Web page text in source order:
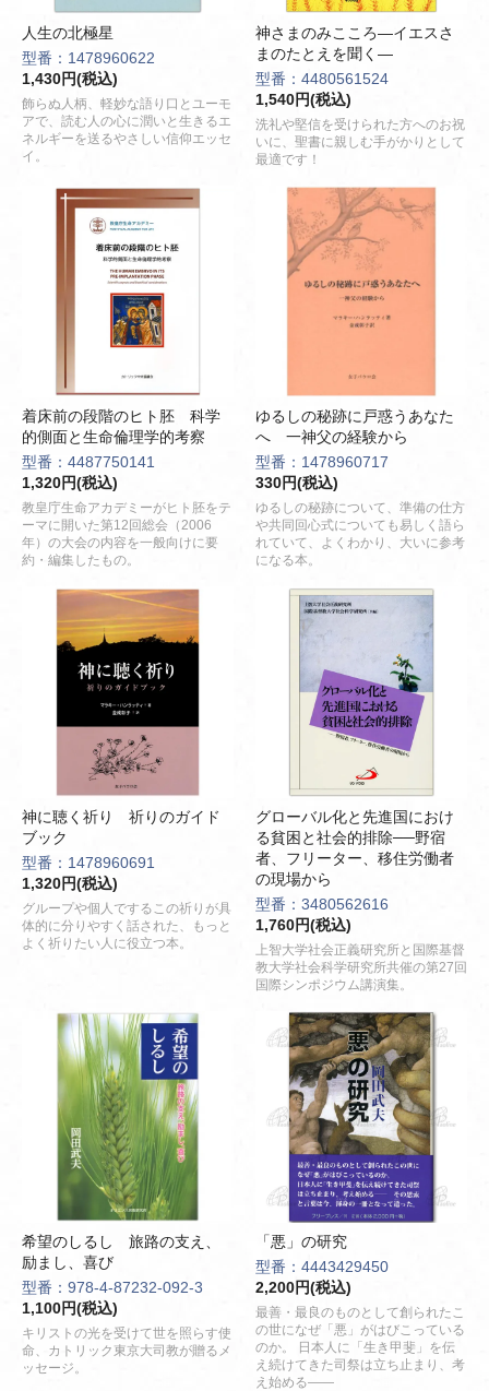
人生の北極星
型番：1478960622
1,430円(税込)
飾らぬ人柄、軽妙な語り口とユーモ
アで、読む人の心に潤いと生きるエ
ネルギーを送るやさしい信仰エッセ
イ。
神さまのみこころ―イエスさ
まのたとえを聞く―
型番：4480561524
1,540円(税込)
洗礼や堅信を受けられた方へのお祝
いに、聖書に親しむ手がかりとして
最適です！
着床前の段階のヒト胚 科学
的側面と生命倫理学的考察
型番：4487750141
1,320円(税込)
教皇庁生命アカデミーがヒト胚をテ
ーマに開いた第12回総会（2006
年）の大会の内容を一般向けに要
約・編集したもの。
ゆるしの秘跡に戸惑うあなた
へ 一神父の経験から
型番：1478960717
330円(税込)
ゆるしの秘跡について、準備の仕方
や共同回心式についても易しく語ら
れていて、よくわかり、大いに参考
になる本。
神に聴く祈り 祈りのガイド
ブック
型番：1478960691
1,320円(税込)
グループや個人でするこの祈りが具
体的に分りやすく話された、もっと
よく祈りたい人に役立つ本。
グローバル化と先進国におけ
る貧困と社会的排除──野宿
者、フリーター、移住労働者
の現場から
型番：3480562616
1,760円(税込)
上智大学社会正義研究所と国際基督
教大学社会科学研究所共催の第27回
国際シンポジウム講演集。
希望のしるし 旅路の支え、
励まし、喜び
型番：978-4-87232-092-3
1,100円(税込)
キリストの光を受けて世を照らす使
命、カトリック東京大司教が贈るメ
ッセージ。
「悪」の研究
型番：4443429450
2,200円(税込)
最善・最良のものとして創られたこ
の世になぜ「悪」がはびこっている
のか。 日本人に「生き甲斐」を伝
え続けてきた司祭は立ち止まり、考
え始める――